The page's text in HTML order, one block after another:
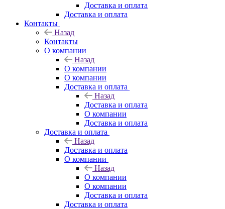
Доставка и оплата
Доставка и оплата
Контакты
Назад
Контакты
О компании
Назад
О компании
О компании
Доставка и оплата
Назад
Доставка и оплата
О компании
Доставка и оплата
Доставка и оплата
Назад
Доставка и оплата
О компании
Назад
О компании
О компании
Доставка и оплата
Доставка и оплата